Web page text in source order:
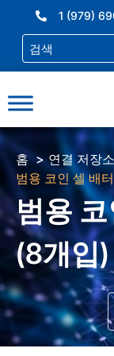
너
기
1 (979)
홈 연결 저장소
범용 코인 셀 배
범용
(8개입)